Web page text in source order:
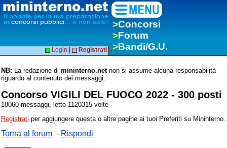
>Concorsi
>Forum
>Bandi/G.U.
Login Registrati
NB: La redazione di mininterno.netnon si assume alcuna responsabilità
riguardo al contenuto dei messaggi.
Concorso VIGILI DEL FUOCO 2022 - 300 posti
18060 messaggi, letto 1120315 volte
Registrati per aggiungere questa o altre pagine ai tuoi Preferiti su Mininterno.
Torna al forum - Rispondi